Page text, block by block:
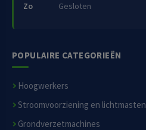
Zo
Gesloten
POPULAIRE CATEGORIEËN
Hoogwerkers
Stroomvoorziening en lichtmasten
Grondverzetmachines